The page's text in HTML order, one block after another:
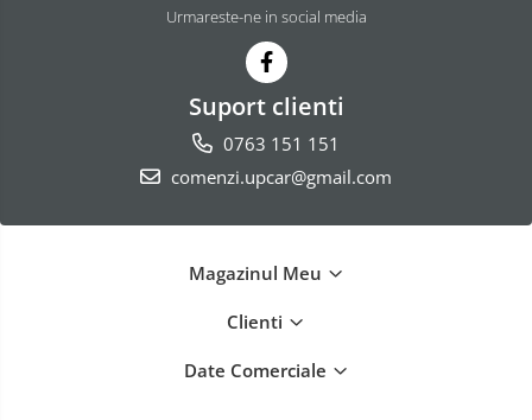
Urmareste-ne in social media
Suport clienti
0763 151 151
comenzi.upcar@gmail.com
Magazinul Meu
Clienti
Date Comerciale